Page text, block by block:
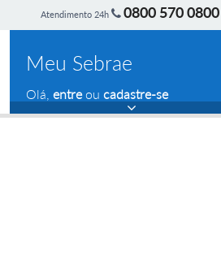
Atendimento 24h 0800 570 0800
Meu Sebrae
Olá, entreou cadastre-se